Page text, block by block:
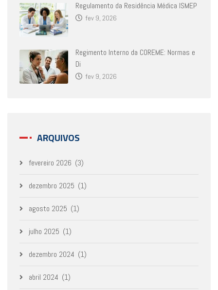
Regulamento da Residência Médica ISMEP
fev 9, 2026
Regimento Interno da COREME: Normas e
Di
fev 9, 2026
ARQUIVOS
fevereiro 2026 (3)
dezembro 2025 (1)
agosto 2025 (1)
julho 2025 (1)
dezembro 2024 (1)
abril 2024 (1)